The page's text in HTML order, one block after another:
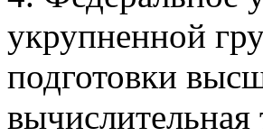
укрупненной
подготовки
вычислительная